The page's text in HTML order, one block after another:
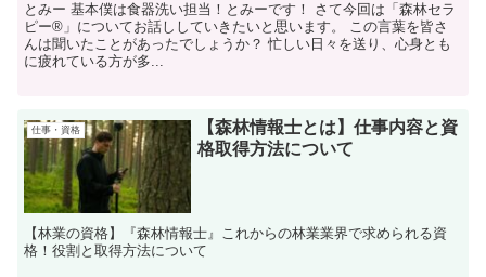
とみー 基本僕は食器洗い担当！とみーです！ さて今回は「森林セラ
ピー®」についてお話ししていきたいと思います。 この言葉を皆さ
んは聞いたことがあったでしょうか？ 忙しい日々を送り、心身とも
に疲れている方が多...
仕事・資格
【森林情報士とは】仕事内容と資
格取得方法について
【林業の資格】『森林情報士』これからの林業業界で求められる資
格！役割と取得方法について